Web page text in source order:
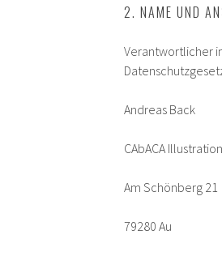
2. NAME UND
Verantwortlicher
Andreas Back
CAbACA
Am Schönberg 21
79280 Au